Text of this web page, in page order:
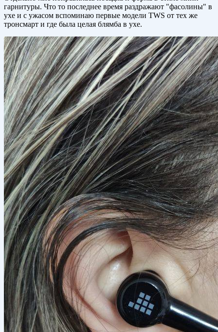
гарнитуры. Что то последнее время раздражают "фасолины" в
ухе и с ужасом вспоминаю первые модели TWS от тех же
тронсмарт и где была целая блямба в ухе.